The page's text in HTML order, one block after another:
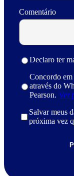
Comentário
Declaro ter
Concordo em
através do
Pearson. Ver
Salvar meus
próxima vez